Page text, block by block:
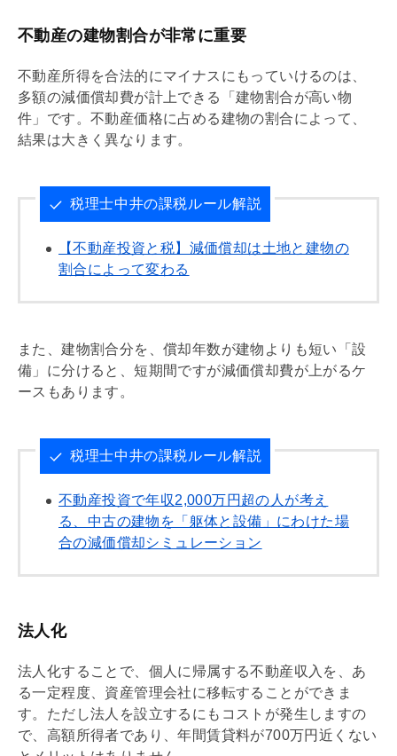
不動産の建物割合が非常に重要
不動産所得を合法的にマイナスにもっていけるのは、
多額の減価償却費が計上できる「建物割合が高い物
件」です。不動産価格に占める建物の割合によって、
結果は大きく異なります。
税理士中井の課税ルール解説
【不動産投資と税】減価償却は土地と建物の
割合によって変わる
また、建物割合分を、償却年数が建物よりも短い「設
備」に分けると、短期間ですが減価償却費が上がるケ
ースもあります。
税理士中井の課税ルール解説
不動産投資で年収2,000万円超の人が考え
る、中古の建物を「躯体と設備」にわけた場
合の減価償却シミュレーション
法人化
法人化することで、個人に帰属する不動産収入を、あ
る一定程度、資産管理会社に移転することができま
す。ただし法人を設立するにもコストが発生しますの
で、高額所得者であり、年間賃貸料が700万円近くない